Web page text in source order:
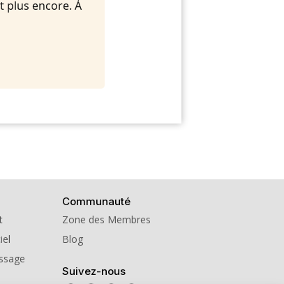
plus encore. À
Communauté
Zone des Membres
Blog
Suivez-nous